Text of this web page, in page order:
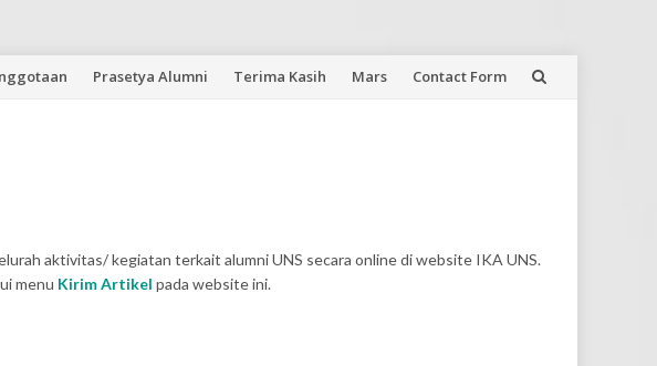
Prasetya Alumni Terima Kasih Mars Contact Form
aktivitas/ kegiatan terkait alumni UNS secara online di website IKA UNS.
menu Kirim Artikel pada website ini.